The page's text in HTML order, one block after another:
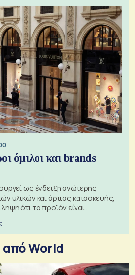
όμιλοι και brands
ως ένδειξη ανώτερης
υλικών και άρτιας κατασκευής,
ότι το προϊόν είναι
από World